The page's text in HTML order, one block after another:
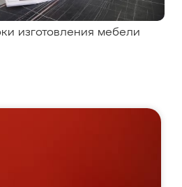
изготовления мебели